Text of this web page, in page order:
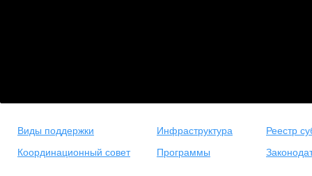
Виды поддержки Инфраструктура
Реестр
Координационный совет
Программы